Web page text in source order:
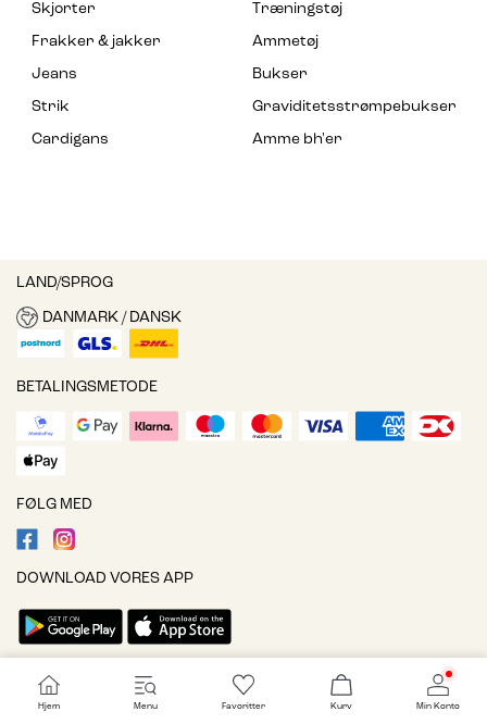
Skjorter
Træningstøj
Frakker & jakker
Ammetøj
Jeans
Bukser
Strik
Graviditetsstrømpebukser
Cardigans
Amme bh'er
LAND/SPROG
DANMARK / DANSK
BETALINGSMETODE
FØLG MED
DOWNLOAD VORES APP
Cookieindstillinger
Hjem Menu Favoritter Kurv Min Konto